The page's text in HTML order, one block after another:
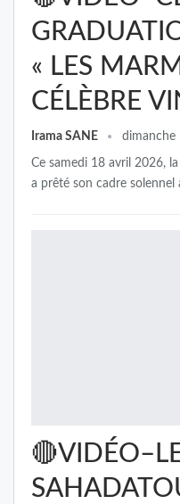
« LES
CÉLÈBRE
Irama SANE dimanche
Ce samedi 18 avril 2026,
a prêté son cadre